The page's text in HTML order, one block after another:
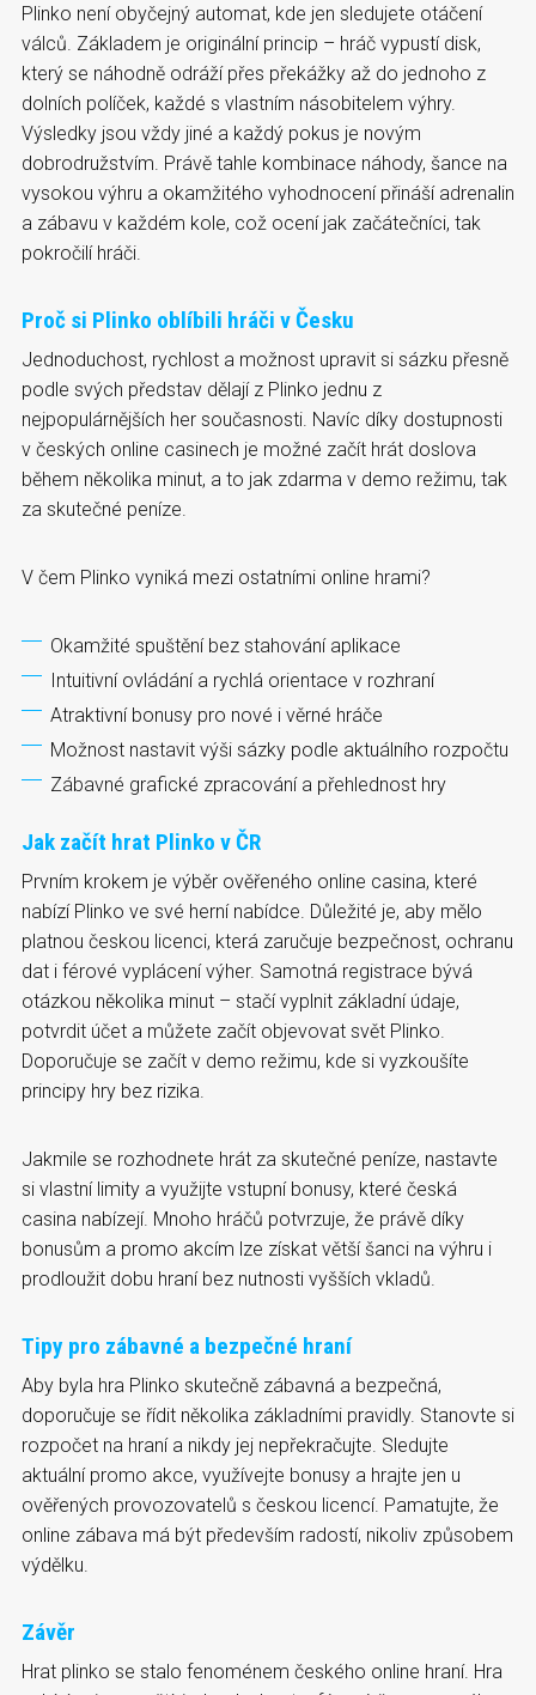
Plinko není obyčejný automat, kde jen sledujete otáčení
válců. Základem je originální princip – hráč vypustí disk,
který se náhodně odráží přes překážky až do jednoho z
dolních políček, každé s vlastním násobitelem výhry.
Výsledky jsou vždy jiné a každý pokus je novým
dobrodružstvím. Právě tahle kombinace náhody, šance na
vysokou výhru a okamžitého vyhodnocení přináší adrenalin
a zábavu v každém kole, což ocení jak začátečníci, tak
pokročilí hráči.
Proč si Plinko oblíbili hráči v Česku
Jednoduchost, rychlost a možnost upravit si sázku přesně
podle svých představ dělají z Plinko jednu z
nejpopulárnějších her současnosti. Navíc díky dostupnosti
v českých online casinech je možné začít hrát doslova
během několika minut, a to jak zdarma v demo režimu, tak
za skutečné peníze.
V čem Plinko vyniká mezi ostatními online hrami?
Okamžité spuštění bez stahování aplikace
Intuitivní ovládání a rychlá orientace v rozhraní
Atraktivní bonusy pro nové i věrné hráče
Možnost nastavit výši sázky podle aktuálního rozpočtu
Zábavné grafické zpracování a přehlednost hry
Jak začít hrat Plinko v ČR
Prvním krokem je výběr ověřeného online casina, které
nabízí Plinko ve své herní nabídce. Důležité je, aby mělo
platnou českou licenci, která zaručuje bezpečnost, ochranu
dat i férové vyplácení výher. Samotná registrace bývá
otázkou několika minut – stačí vyplnit základní údaje,
potvrdit účet a můžete začít objevovat svět Plinko.
Doporučuje se začít v demo režimu, kde si vyzkoušíte
principy hry bez rizika.
Jakmile se rozhodnete hrát za skutečné peníze, nastavte
si vlastní limity a využijte vstupní bonusy, které česká
casina nabízejí. Mnoho hráčů potvrzuje, že právě díky
bonusům a promo akcím lze získat větší šanci na výhru i
prodloužit dobu hraní bez nutnosti vyšších vkladů.
Tipy pro zábavné a bezpečné hraní
Aby byla hra Plinko skutečně zábavná a bezpečná,
doporučuje se řídit několika základními pravidly. Stanovte si
rozpočet na hraní a nikdy jej nepřekračujte. Sledujte
aktuální promo akce, využívejte bonusy a hrajte jen u
ověřených provozovatelů s českou licencí. Pamatujte, že
online zábava má být především radostí, nikoliv způsobem
výdělku.
Závěr
Hrat plinko se stalo fenoménem českého online hraní. Hra